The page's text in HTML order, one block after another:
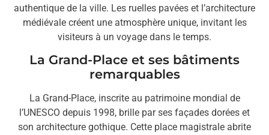
authentique de la ville. Les ruelles pavées et l’architecture
médiévale créent une atmosphère unique, invitant les
visiteurs à un voyage dans le temps.
La Grand-Place et ses bâtiments
remarquables
La Grand-Place, inscrite au patrimoine mondial de
l’UNESCO depuis 1998, brille par ses façades dorées et
son architecture gothique. Cette place magistrale abrite